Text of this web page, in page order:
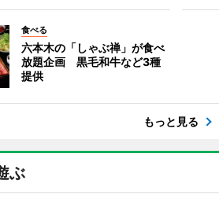
食べる
六本木の「しゃぶ禅」が食べ
放題企画 黒毛和牛など3種
提供
もっと見る
ぶ